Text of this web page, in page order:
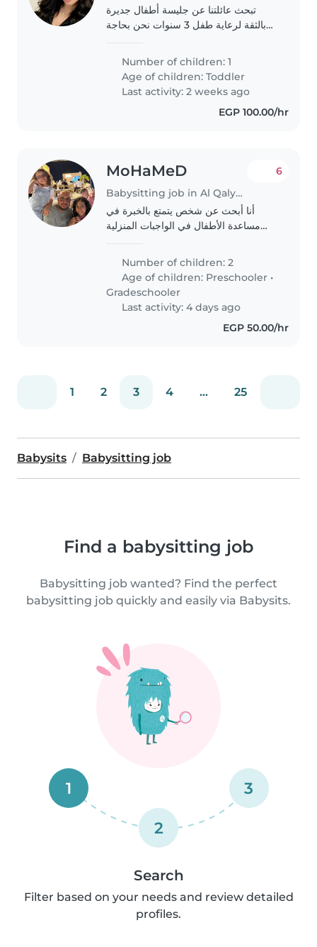
تبحث عائلتنا عن جليسة أطفال جديرة
بالثقة لرعاية طفل 3 سنوات نحن بحاجة
شئ و القيام ببعض المهام المنزلية
البسيطة
Number of children: 1
Age of children:Toddler
Last activity: 2 weeks ago
EGP 100.00/hr
MoHaMeD
Babysitting job in Al Qalyūbīyah
6
أنا أبحث عن شخص يتمتع بالخبرة في
مساعدة الأطفال في الواجبات المنزلية
المتطلبات والجدول الزمني السبب فى
احتياج المساعده زوجتى متوافاه ولا يوجد
لدى وقت..
Number of children: 2
Age of children: Preschooler •
Gradeschooler
Last activity: 4 days ago
EGP 50.00/hr
1 2 3 4 ... 25
Babysits Babysitting job
Find a babysitting job
Babysitting job wanted? Find the perfect
babysitting job quickly and easily via Babysits.
1
2
3
Search
Filter based on your needs and review detailed
profiles.